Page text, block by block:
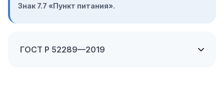
Знак 7.7 «Пункт питания».
ГОСТ Р 52289—2019